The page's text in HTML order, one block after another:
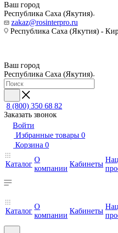
Ваш город
Республика Саха (Якутия)
zakaz@rosinterpro.ru
Республика Саха (Якутия) -
Ваш город
Республика Саха (Якутия)
8 (800) 350 68 82
Заказать звонок
Войти
Избранные товары 0
Корзина 0
Каталог
О
компании
Кабинеты
Каталог
О
компании
Кабинеты